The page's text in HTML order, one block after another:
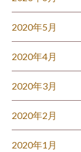
2020年5月
2020年4月
2020年3月
2020年2月
2020年1月